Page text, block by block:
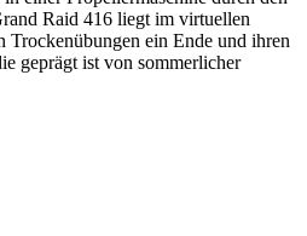
Raid 416 liegt im virtuellen
Trockenübungen ein Ende und ihren
geprägt ist von sommerlicher